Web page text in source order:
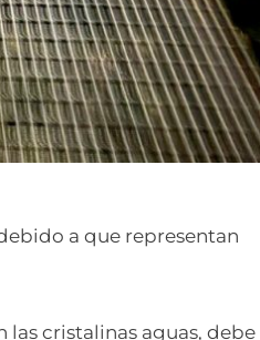
a que representan
las cristalinas aguas, debe